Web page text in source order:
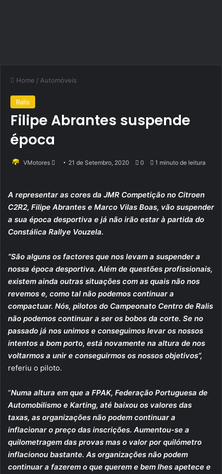
Home / Automóveis
Ralis
Filipe Abrantes suspende
época
VMotores
Send 21 de Setembro, 2020 0 1 minuto de leitura
A representar as cores da JMR Competição no Citroen
C2R2, Filipe Abrantes e Marco Vilas Boas, vão suspender
a sua época desportiva e já não irão estar à partida do
Constálica Rallye Vouzela.
“São alguns os factores que nos levam a suspender a
nossa época desportiva. Além de questões profissionais,
existem ainda outras situações com as quais não nos
revemos e, como tal não podemos continuar a
compactuar. Nós, pilotos do Campeonato Centro de Ralis
não podemos continuar a ser os bobos da corte. Se no
passado já nos unimos e conseguimos levar os nossos
intentos a bom porto, está novamente na altura de nos
voltarmos a unir e conseguirmos os nossos objetivos”,
referiu o piloto.
“Numa altura em que a FPAK, Federação Portuguesa de
Automobilismo e Karting, até baixou os valores das
taxas, as organizações não podem continuar a
inflacionar o preço das inscrições. Aumentou-se a
quilometragem das provas mas o valor por quilómetro
inflacionou bastante. As organizações não podem
continuar a fazerem o que querem e bem lhes apetece e